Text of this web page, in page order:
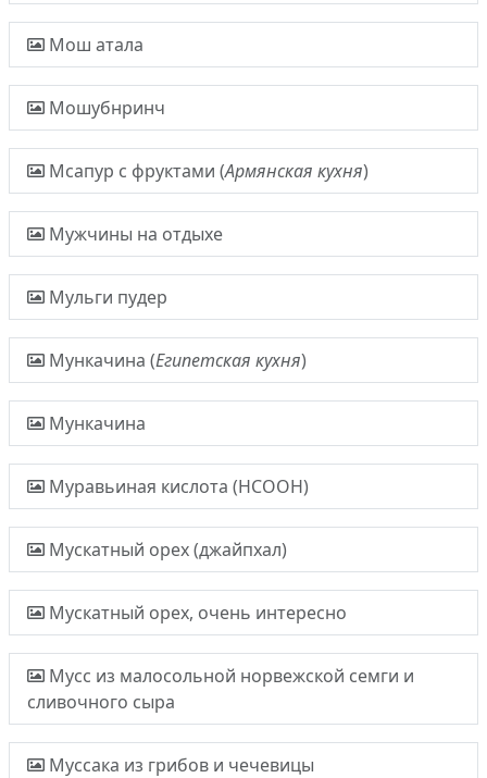
Мош атала
Мошубнринч
Мсапур с фруктами (Армянская кухня)
Мужчины на отдыхе
Мульги пудер
Мункачина (Египетская кухня)
Мункачина
Муравьиная кислота (HCOOH)
Мускатный орех (джайпхал)
Мускатный орех, очень интересно
Мусс из малосольной норвежской семги и
сливочного сыра
Муссака из грибов и чечевицы